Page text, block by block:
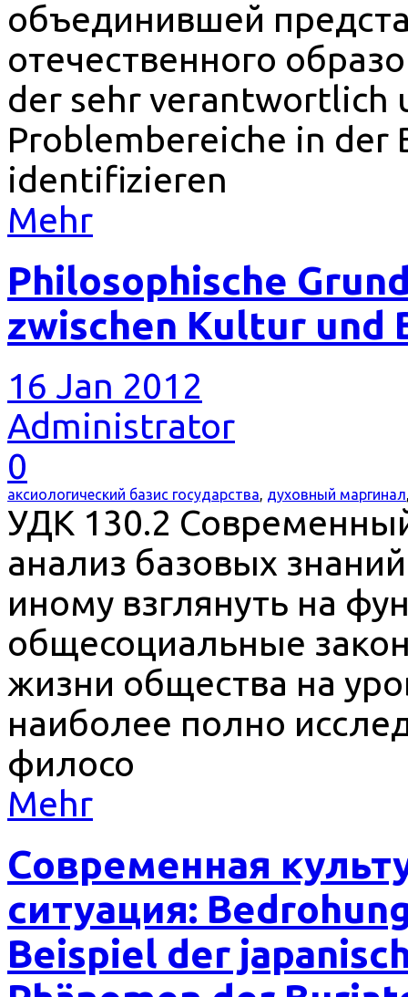
объединившей
отечественного
der sehr
Problembereiche in der
identifizieren
Mehr
Philosophische
zwischen Kultur und
16 Jan 2012
Administrator
0
аксиологический базис государства, духовный маргинал
УДК 130.2
анализ базовых
иному взглянуть на
общесоциальные
жизни общества на
наиболее полно
филосо
Mehr
Cовременная
ситуация:
Beispiel der